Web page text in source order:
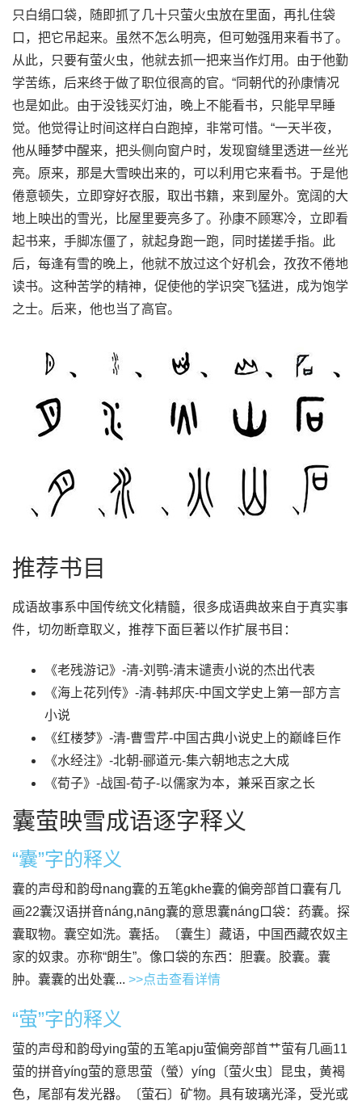
只白绢口袋，随即抓了几十只萤火虫放在里面，再扎住袋
口，把它吊起来。虽然不怎么明亮，但可勉强用来看书了。
从此，只要有萤火虫，他就去抓一把来当作灯用。由于他勤
学苦练，后来终于做了职位很高的官。“同朝代的孙康情况
也是如此。由于没钱买灯油，晚上不能看书，只能早早睡
觉。他觉得让时间这样白白跑掉，非常可惜。“一天半夜，
他从睡梦中醒来，把头侧向窗户时，发现窗缝里透进一丝光
亮。原来，那是大雪映出来的，可以利用它来看书。于是他
倦意顿失，立即穿好衣服，取出书籍，来到屋外。宽阔的大
地上映出的雪光，比屋里要亮多了。孙康不顾寒冷，立即看
起书来，手脚冻僵了，就起身跑一跑，同时搓搓手指。此
后，每逢有雪的晚上，他就不放过这个好机会，孜孜不倦地
读书。这种苦学的精神，促使他的学识突飞猛进，成为饱学
之士。后来，他也当了高官。
推荐书目
成语故事系中国传统文化精髓，很多成语典故来自于真实事
件，切勿断章取义，推荐下面巨著以作扩展书目：
《老残游记》-清-刘鹗-清末谴责小说的杰出代表
《海上花列传》-清-韩邦庆-中国文学史上第一部方言
小说
《红楼梦》-清-曹雪芹-中国古典小说史上的巅峰巨作
《水经注》-北朝-郦道元-集六朝地志之大成
《荀子》-战国-荀子-以儒家为本，兼采百家之长
囊萤映雪成语逐字释义
“囊”字的释义
囊的声母和韵母nang囊的五笔gkhe囊的偏旁部首口囊有几
画22囊汉语拼音náng,nāng囊的意思囊náng口袋：药囊。探
囊取物。囊空如洗。囊括。〔囊生〕藏语，中国西藏农奴主
家的奴隶。亦称“朗生”。像口袋的东西：胆囊。胶囊。囊
肿。囊囊的出处囊... >>点击查看详情
“萤”字的释义
萤的声母和韵母ying萤的五笔apju萤偏旁部首艹萤有几画11
萤的拼音yíng萤的意思萤（螢）yíng〔萤火虫〕昆虫，黄褐
色，尾部有发光器。〔萤石〕矿物。具有玻璃光泽，受光或